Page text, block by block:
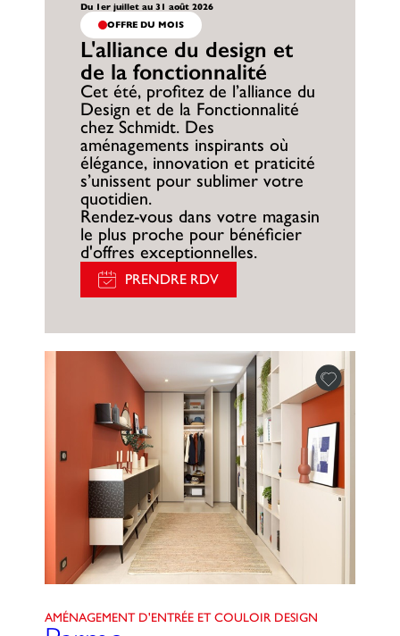
Du 1er juillet au 31 août 2026
OFFRE DU MOIS
L'alliance du design et
de la fonctionnalité
Cet été, profitez de l’alliance du
Design et de la Fonctionnalité
chez Schmidt. Des
aménagements inspirants où
élégance, innovation et praticité
s’unissent pour sublimer votre
quotidien.
Rendez-vous dans votre magasin
le plus proche pour bénéficier
d'offres exceptionnelles.
PRENDRE RDV
AMÉNAGEMENT D'ENTRÉE ET COULOIR DESIGN